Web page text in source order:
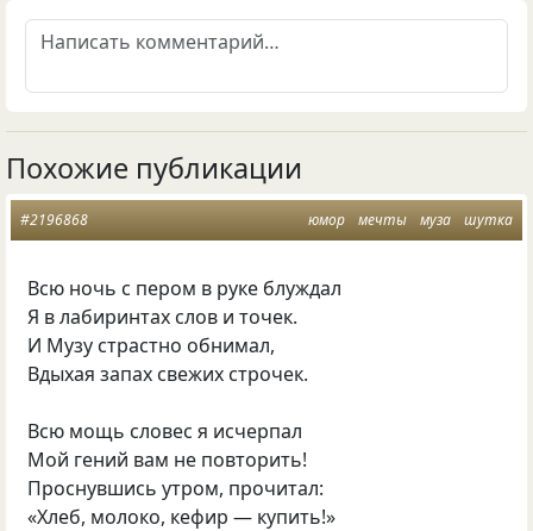
Похожие публикации
юмор мечты муза шутка
#2196868
Всю ночь с пером в руке блуждал
Я в лабиринтах слов и точек.
И Музу страстно обнимал,
Вдыхая запах свежих строчек.
Всю мощь словес я исчерпал
Мой гений вам не повторить!
Проснувшись утром, прочитал:
«Хлеб, молоко, кефир — купить!»